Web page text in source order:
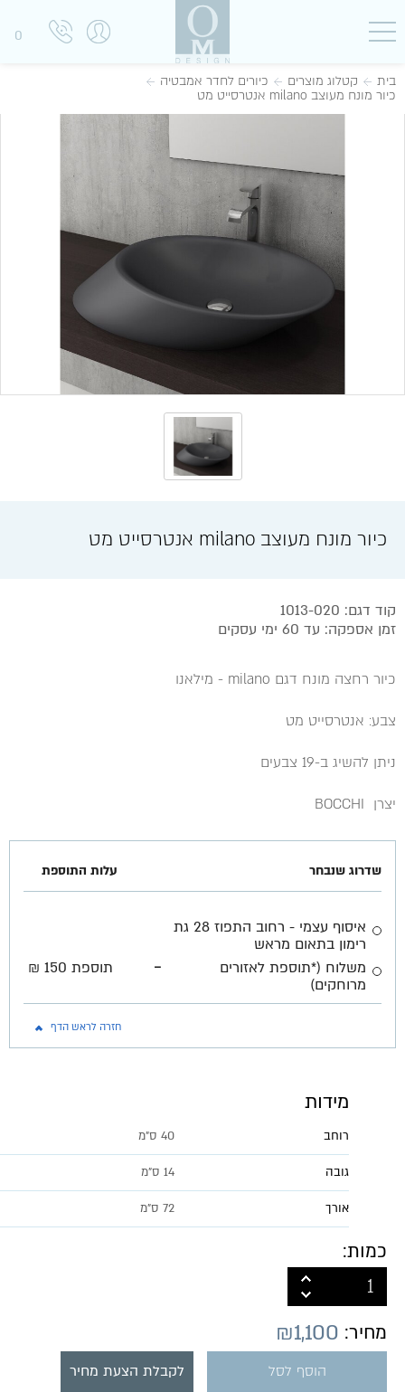
0
בית קטלוג מוצרים
כיורים לחדר אמבטיה
כיור מונח מעוצב milano אנטרסייט מט
כיור מונח מעוצב milano אנטרסייט מט
קוד דגם: 1013-020
זמן אספקה: עד 60 ימי עסקים
כיור רחצה מונח דגם milano - מילאנו
צבע: אנטרסייט מט
ניתן להשיג ב-19 צבעים
יצרן BOCCHI
שדרוג שנבחר עלות התוספת
איסוף עצמי - רחוב התפוז 28 גת
רימון בתאום מראש
משלוח (*תוספת לאזורים
מרוחקים)
- תוספת 150 ₪
חזרה לראש הדף
מידות
רוחב 40 ס"מ
גובה 14 ס"מ
אורך 72 ס"מ
כמות:
מחיר: ₪1,100
הוסף לסל לקבלת הצעת מחיר